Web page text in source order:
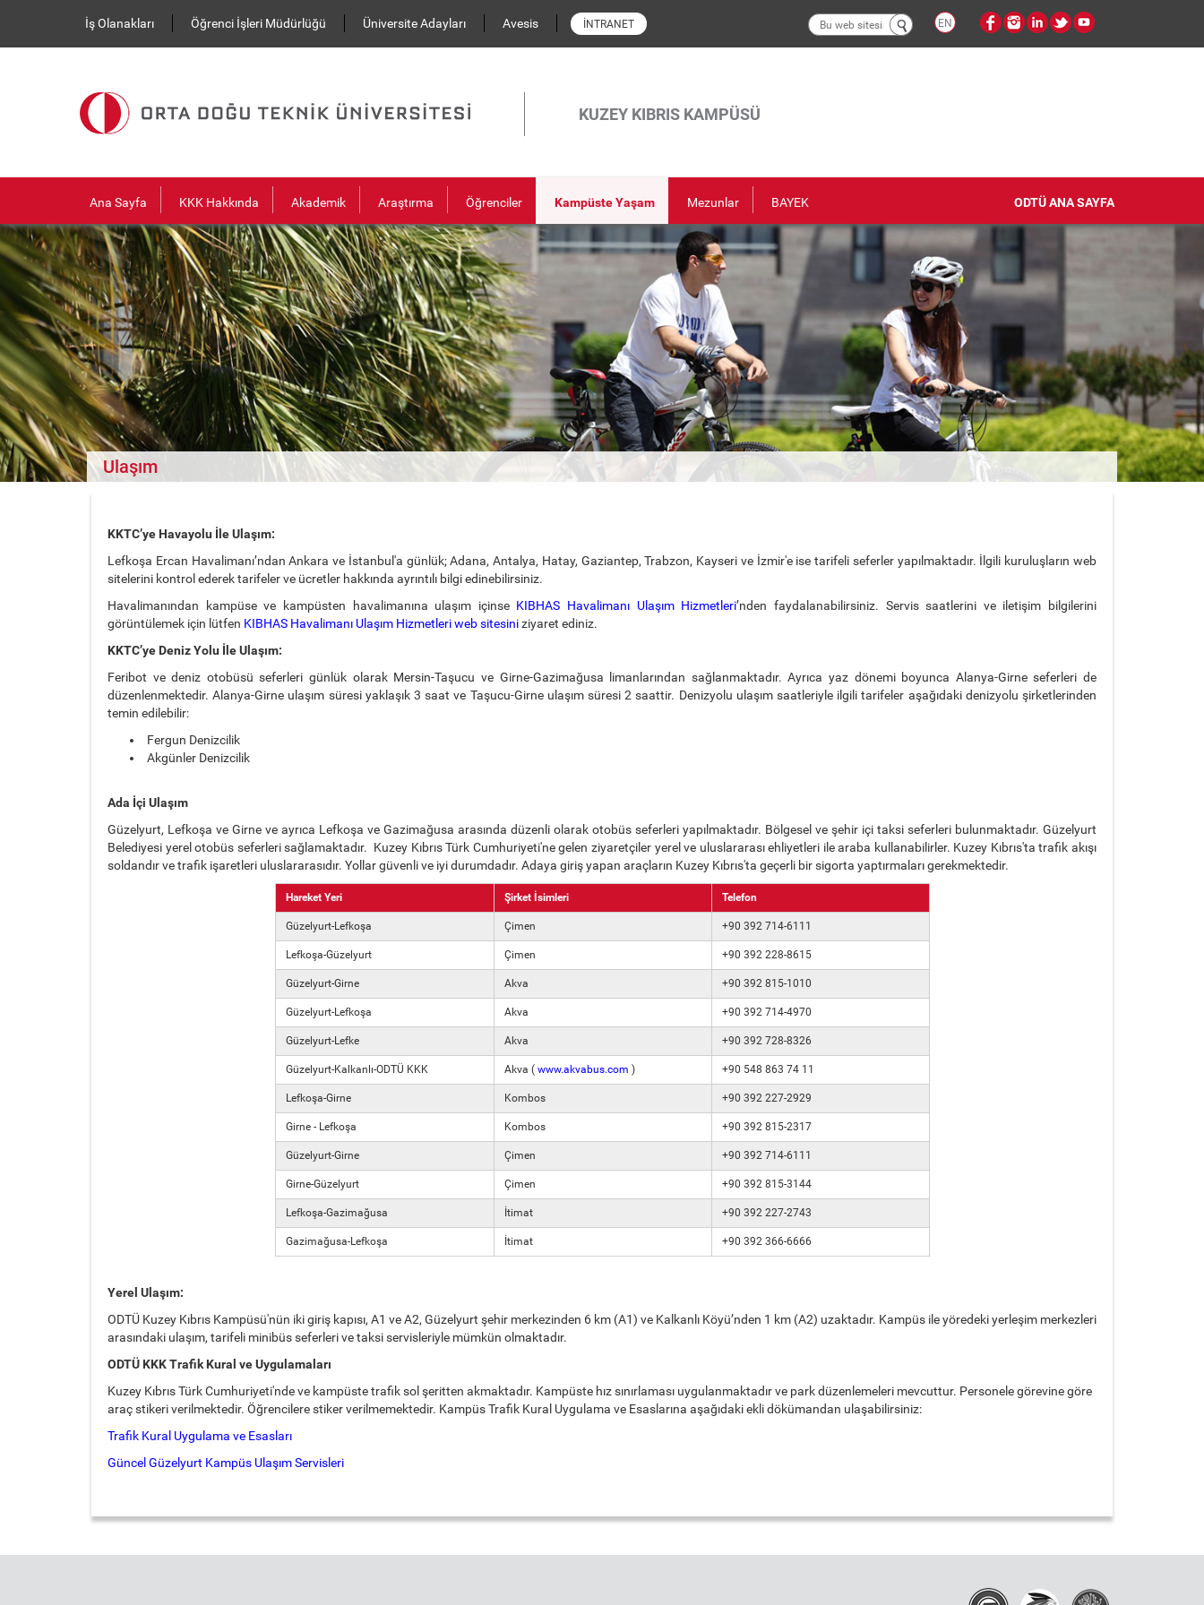
İş Olanakları
Öğrenci İşleri Müdürlüğü Üniversite Adayları Avesis İNTRANET
Arama
formu
EN
KUZEY KIBRIS KAMPÜSÜ
Ana Sayfa KKK Hakkında Akademik Araştırma Öğrenciler Kampüste Yaşam Mezunlar BAYEK ODTÜ ANA SAYFA
Ulaşım
KKTC’ye Havayolu İle Ulaşım:
Lefkoşa Ercan Havalimanı’ndan Ankara ve İstanbul'a günlük; Adana, Antalya, Hatay, Gaziantep, Trabzon, Kayseri ve İzmir'e ise tarifeli seferler yapılmaktadır. İlgili kuruluşların web
sitelerini kontrol ederek tarifeler ve ücretler hakkında ayrıntılı bilgi edinebilirsiniz.
Havalimanından kampüse ve kampüsten havalimanına ulaşım içinse KIBHAS Havalimanı Ulaşım Hizmetleri’nden faydalanabilirsiniz. Servis saatlerini ve iletişim bilgilerini
görüntülemek için lütfen KIBHAS Havalimanı Ulaşım Hizmetleri web sitesiniziyaret ediniz.
KKTC’ye Deniz Yolu İle Ulaşım:
Feribot ve deniz otobüsü seferleri günlük olarak Mersin-Taşucu ve Girne-Gazimağusa limanlarından sağlanmaktadır. Ayrıca yaz dönemi boyunca Alanya-Girne seferleri de
düzenlenmektedir. Alanya-Girne ulaşım süresi yaklaşık 3 saat ve Taşucu-Girne ulaşım süresi 2 saattir. Denizyolu ulaşım saatleriyle ilgili tarifeler aşağıdaki denizyolu şirketlerinden
temin edilebilir:
Fergun Denizcilik
Akgünler Denizcilik
Ada İçi Ulaşım
Güzelyurt, Lefkoşa ve Girne ve ayrıca Lefkoşa ve Gazimağusa arasında düzenli olarak otobüs seferleri yapılmaktadır. Bölgesel ve şehir içi taksi seferleri bulunmaktadır. Güzelyurt
Belediyesi yerel otobüs seferleri sağlamaktadır. Kuzey Kıbrıs Türk Cumhuriyeti'ne gelen ziyaretçiler yerel ve uluslararası ehliyetleri ile araba kullanabilirler. Kuzey Kıbrıs'ta trafik akışı
soldandır ve trafik işaretleri uluslararasıdır. Yollar güvenli ve iyi durumdadır. Adaya giriş yapan araçların Kuzey Kıbrıs'ta geçerli bir sigorta yaptırmaları gerekmektedir.
Hareket Yeri Şirket İsimleri Telefon
Güzelyurt-Lefkoşa Çimen +90 392 714-6111
Lefkoşa-Güzelyurt Çimen +90 392 228-8615
Güzelyurt-Girne Akva +90 392 815-1010
Güzelyurt-Lefkoşa Akva +90 392 714-4970
Güzelyurt-Lefke Akva +90 392 728-8326
Güzelyurt-Kalkanlı-ODTÜ KKK Akva ( www.akvabus.com ) +90 548 863 74 11
Lefkoşa-Girne Kombos +90 392 227-2929
Girne - Lefkoşa Kombos +90 392 815-2317
Güzelyurt-Girne Çimen +90 392 714-6111
Girne-Güzelyurt Çimen +90 392 815-3144
Lefkoşa-Gazimağusa İtimat +90 392 227-2743
Gazimağusa-Lefkoşa İtimat +90 392 366-6666
Yerel Ulaşım:
ODTÜ Kuzey Kıbrıs Kampüsü'nün iki giriş kapısı, A1 ve A2, Güzelyurt şehir merkezinden 6 km (A1) ve Kalkanlı Köyü’nden 1 km (A2) uzaktadır. Kampüs ile yöredeki yerleşim merkezleri
arasındaki ulaşım, tarifeli minibüs seferleri ve taksi servisleriyle mümkün olmaktadır.
ODTÜ KKK Trafik Kural ve Uygulamaları
Kuzey Kıbrıs Türk Cumhuriyeti'nde ve kampüste trafik sol şeritten akmaktadır. Kampüste hız sınırlaması uygulanmaktadır ve park düzenlemeleri mevcuttur. Personele görevine göre
araç stikeri verilmektedir. Öğrencilere stiker verilmemektedir. Kampüs Trafik Kural Uygulama ve Esaslarına aşağıdaki ekli dökümandan ulaşabilirsiniz:
Trafik Kural Uygulama ve Esasları
Güncel Güzelyurt Kampüs Ulaşım Servisleri